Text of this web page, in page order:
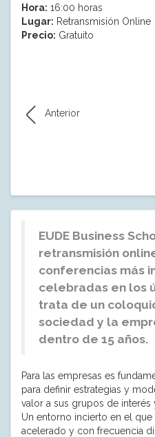
Hora: 16:00 horas
Lugar: Retransmisión Online
Precio: Gratuito
Anterior
EUDE Business
retransmisión
conferencias más
celebradas en los
trata de un
sociedad y la
dentro de 15 años.
Para las empresas es
para definir estrategias y
valor a sus grupos de interés
Un entorno incierto en el
acelerado y con frecuencia